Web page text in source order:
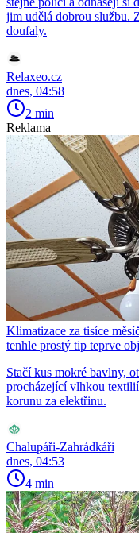
jim udělá dobrou službu.
doufaly.
Relaxeo.cz
dnes, 04:58
2 min
Reklama
Klimatizace za tisíce
tenhle prostý tip teprve
Stačí kus mokré bavlny,
procházející vlhkou
korunu za elektřinu.
Chalupáři-Zahrádkáři
dnes, 04:53
4 min